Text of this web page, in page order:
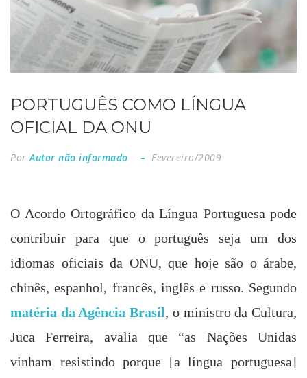
PORTUGUÊS COMO LÍNGUA
OFICIAL DA ONU
PorAutor não informado Fevereiro/2009
O Acordo Ortográfico da Língua Portuguesa pode
contribuir para que o português seja um dos
idiomas oficiais da ONU, que hoje são o árabe,
chinês, espanhol, francês, inglês e russo. Segundo
matéria da Agência Brasil, o ministro da Cultura,
Juca Ferreira, avalia que “as Nações Unidas
vinham resistindo porque [a língua portuguesa]